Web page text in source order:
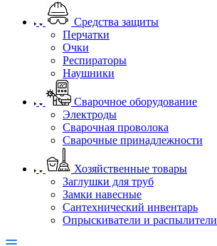
Средства защиты
Перчатки
Очки
Респираторы
Наушники
Сварочное оборудование
Электроды
Сварочная проволока
Сварочные принадлежности
Хозяйственные товары
Заглушки для труб
Замки навесные
Сантехнический инвентарь
Опрыскиватели и распылители